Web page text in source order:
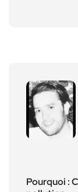
Pourquoi :